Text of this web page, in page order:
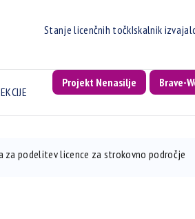
Stanje licenčnih točkIskalnik
Projekt Nenasilje Brave-
za podelitev licence za strokovno področje